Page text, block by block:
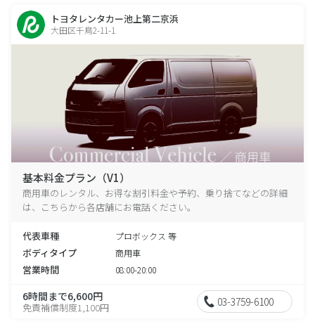
トヨタレンタカー池上第二京浜
大田区千鳥2-11-1
基本料金プラン（V1）
商用車のレンタル、お得な割引料金や予約、乗り捨てなどの詳細
は、こちらから各店舗にお電話ください。
代表車種 プロボックス 等
ボディタイプ 商用車
営業時間 08:00-20:00
6時間まで6,600円
免責補償制度1,100円 03-3759-6100